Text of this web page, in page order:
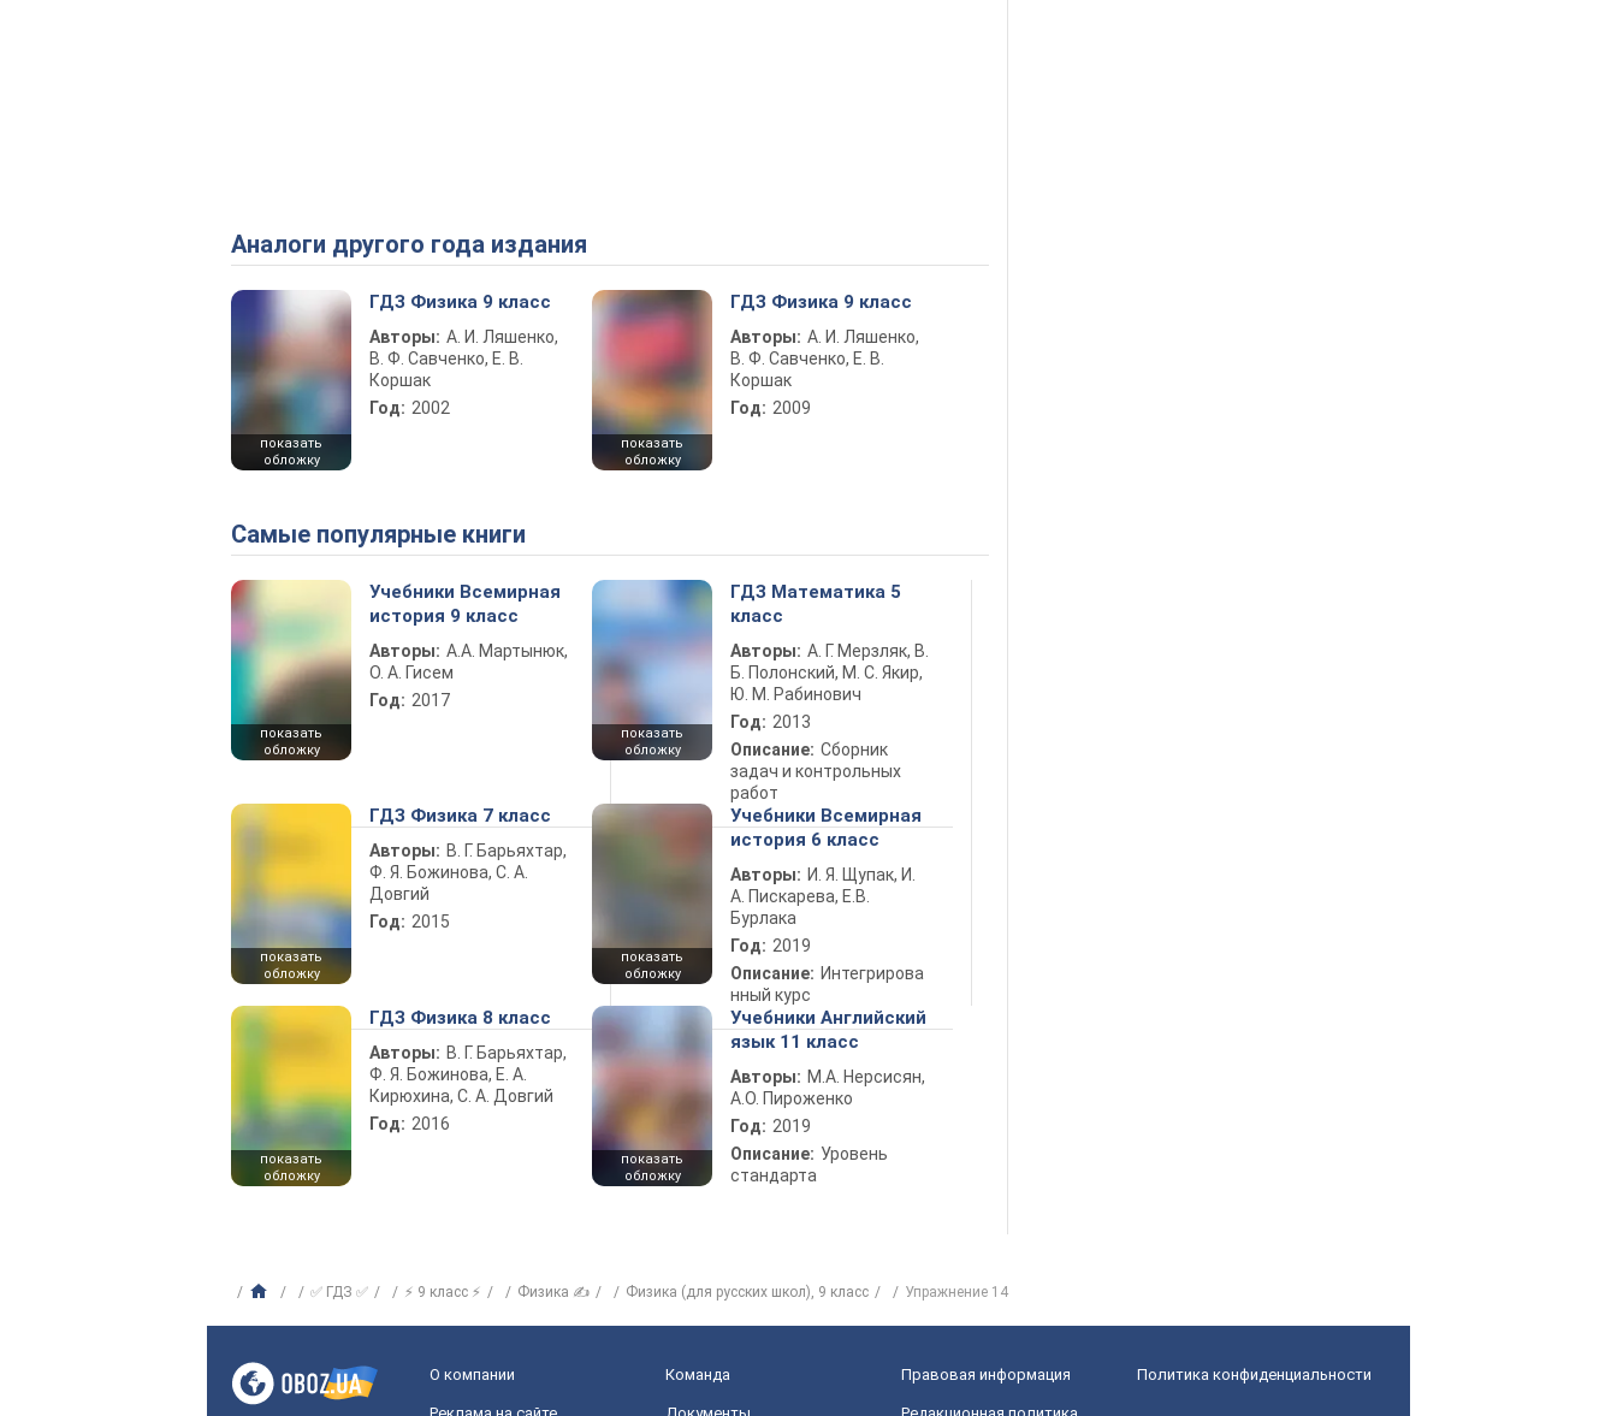
Аналоги другого года издания
показать
обложку
ГДЗ Физика 9 класс
Авторы: А. И. Ляшенко,
В. Ф. Савченко, Е. В.
Коршак
Год: 2002
показать
обложку
ГДЗ Физика 9 класс
Авторы: А. И. Ляшенко,
В. Ф. Савченко, Е. В.
Коршак
Год: 2009
Самые популярные книги
показать
обложку
Учебники Всемирная
история 9 класс
Авторы: А.А. Мартынюк,
О. А. Гисем
Год: 2017
показать
обложку
ГДЗ Математика 5
класс
Авторы: А. Г. Мерзляк, В.
Б. Полонский, М. С. Якир,
Ю. М. Рабинович
Год: 2013
Описание: Сборник
задач и контрольных
работ
показать
обложку
ГДЗ Физика 7 класс
Авторы: В. Г. Барьяхтар,
Ф. Я. Божинова, С. А.
Довгий
Год: 2015
показать
обложку
Учебники Всемирная
история 6 класс
Авторы: И. Я. Щупак, И.
А. Пискарева, Е.В.
Бурлака
Год: 2019
Описание: Интегрирова
нный курс
показать
обложку
ГДЗ Физика 8 класс
Авторы: В. Г. Барьяхтар,
Ф. Я. Божинова, Е. А.
Кирюхина, С. А. Довгий
Год: 2016
показать
обложку
Учебники Английский
язык 11 класс
Авторы: М.А. Нерсисян,
А.О. Пироженко
Год: 2019
Описание: Уровень
стандарта
✅ ГДЗ ✅ ⚡ 9 класс ⚡ Физика ✍ Физика (для русских школ), 9 класс Упражнение 14
О компании Команда Правовая информация Политика конфиденциальности